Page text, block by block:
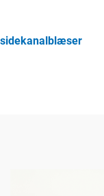
sidekanalblæser